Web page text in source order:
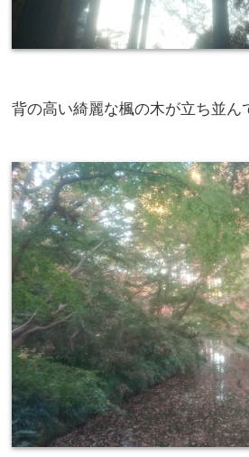
背の高い綺麗な楓の木が立ち並ん